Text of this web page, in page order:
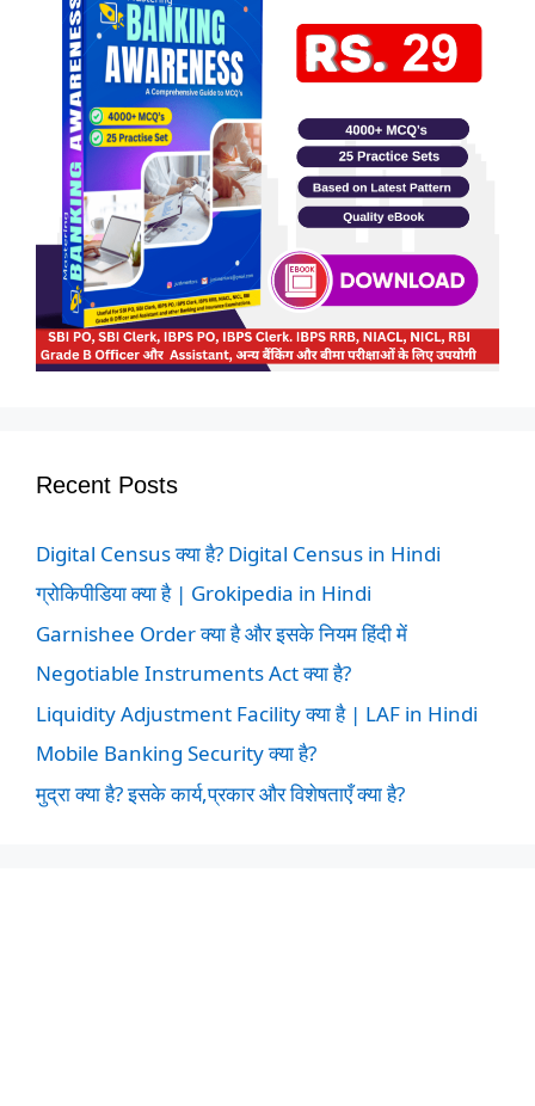
Recent Posts
Digital Census क्या है? Digital Census in Hindi
ग्रोकिपीडिया क्या है | Grokipedia in Hindi
Garnishee Order क्या है और इसके नियम हिंदी में
Negotiable Instruments Act क्या है?
Liquidity Adjustment Facility क्या है | LAF in Hindi
Mobile Banking Security क्या है?
मुद्रा क्या है? इसके कार्य,प्रकार और विशेषताएँ क्या है?